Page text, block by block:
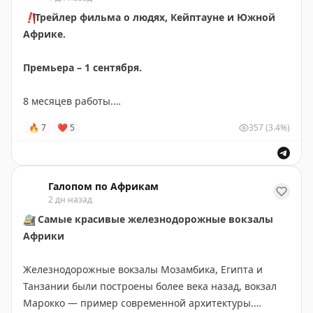
❗️Трейлер фильма о людях, Кейптауне и Южной
Африке.
Премьера – 1 сентября.
8 месяцев работы.
Тысячи километров в поисках редких
экспириенсови
Это не просто герои, с которыми мы списались по
почте и взяли интервью. С каждым к моменту съемок
уже были сформированы отношения, поэтому
уровень открытости, легкости и вовлеченности
заметите.
Под прошлым фильмом полтора млн просмотров и
🔥 7 ❤ 5 357(3.4%)
Галопом по Африкам
2 дн назад
🚉 Самые красивые железнодорожные вокзалы
Африки
Железнодорожные вокзалы Мозамбика, Египта и
Танзании были построены более века назад, вокзал
Марокко — пример современной архитектуры.